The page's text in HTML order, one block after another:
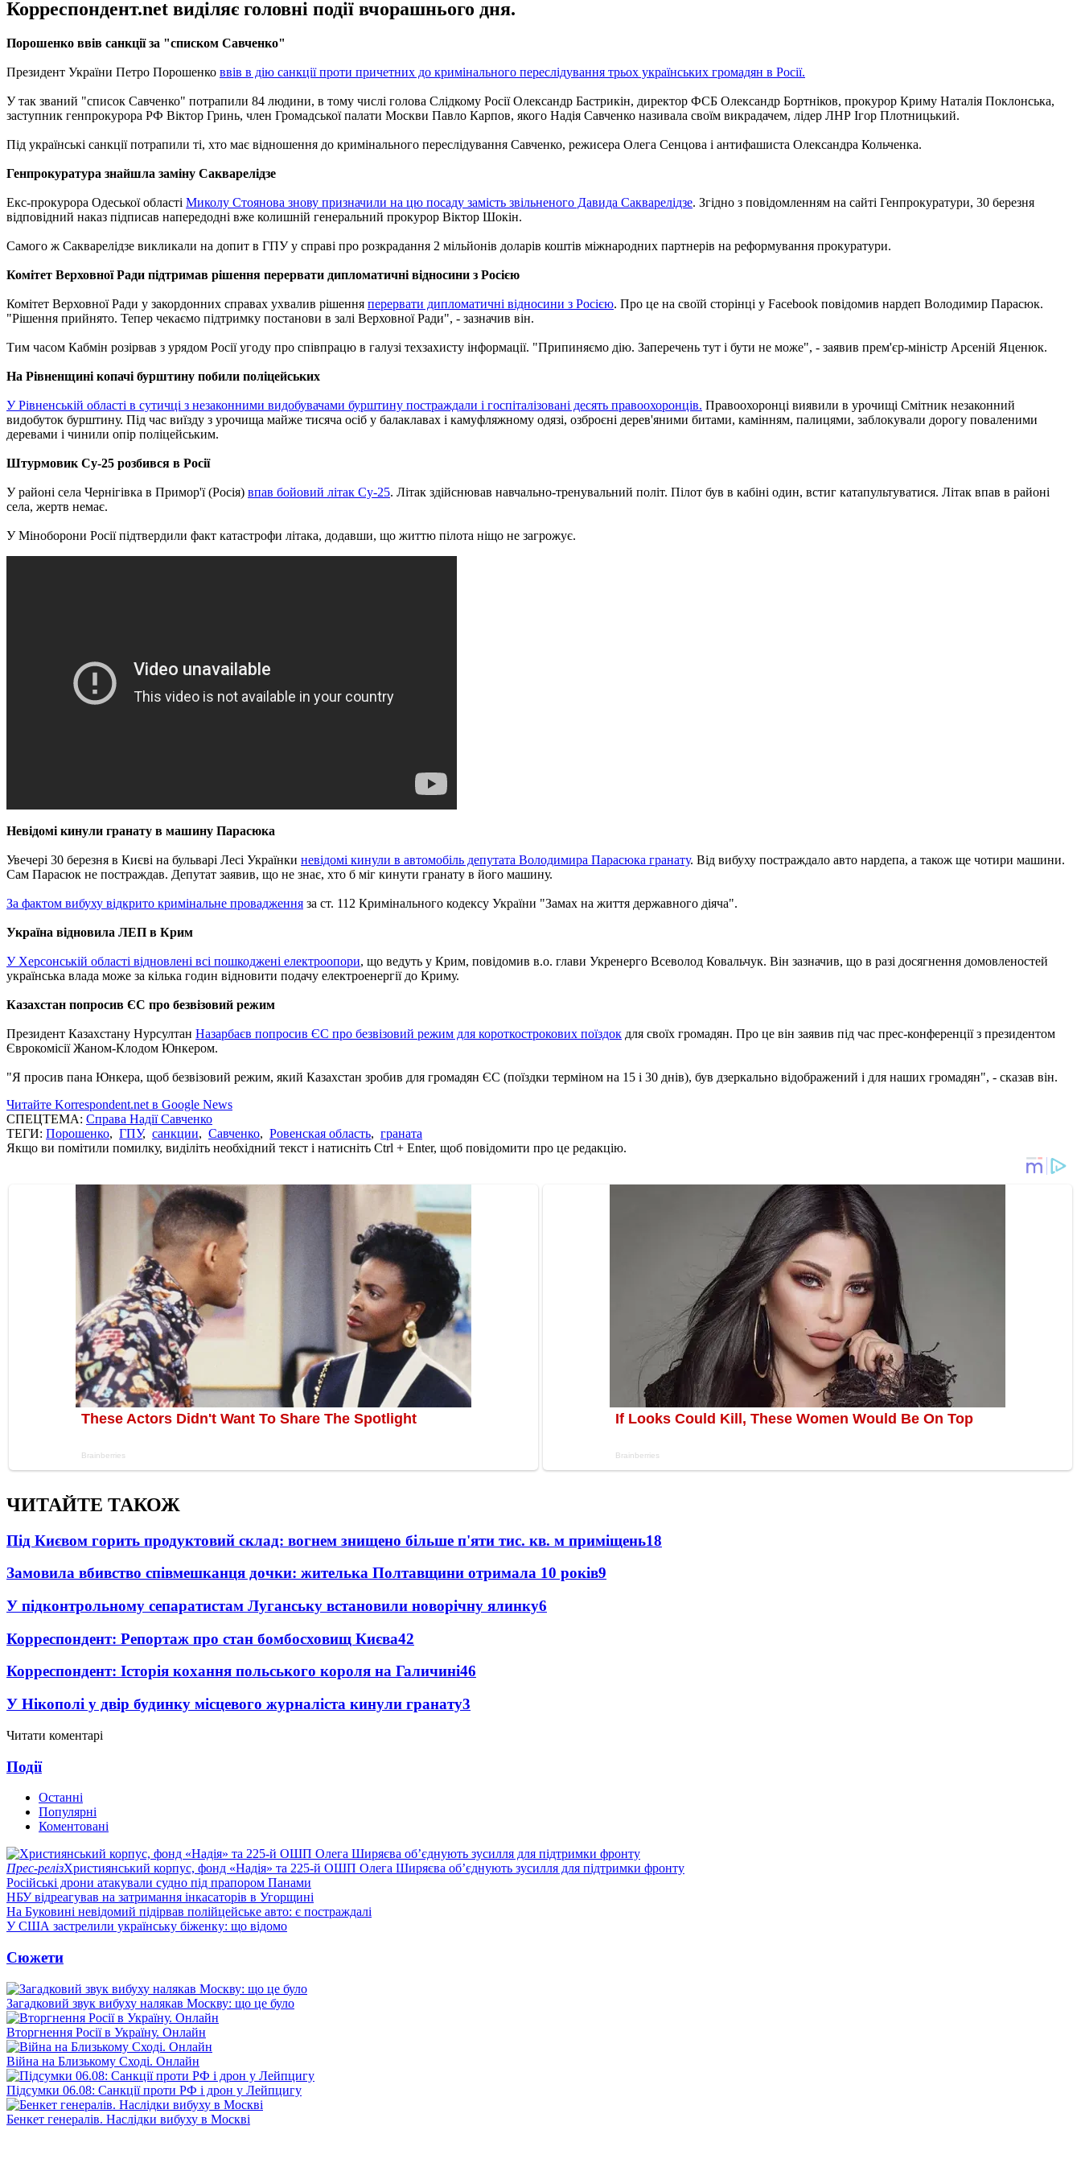
Корреспондент.net виділяє головні події вчорашнього дня.
Порошенко ввів санкції за "списком Савченко"
Президент України Петро Порошенко ввів в дію санкції проти причетних до кримінального переслідування трьох українських громадян в Росії.
У так званий "список Савченко" потрапили 84 людини, в тому числі голова Слідкому Росії Олександр Бастрикін, директор ФСБ Олександр Бортніков, прокурор Криму Наталія Поклонська,
заступник генпрокурора РФ Віктор Гринь, член Громадської палати Москви Павло Карпов, якого Надія Савченко називала своїм викрадачем, лідер ЛНР Ігор Плотницький.
Під українські санкції потрапили ті, хто має відношення до кримінального переслідування Савченко, режисера Олега Сенцова і антифашиста Олександра Кольченка.
Генпрокуратура знайшла заміну Сакварелідзе
Екс-прокурора Одеської області Миколу Стоянова знову призначили на цю посаду замість звільненого Давида Сакварелідзе. Згідно з повідомленням на сайті Генпрокуратури, 30 березня
відповідний наказ підписав напередодні вже колишній генеральний прокурор Віктор Шокін.
Самого ж Сакварелідзе викликали на допит в ГПУ у справі про розкрадання 2 мільйонів доларів коштів міжнародних партнерів на реформування прокуратури.
Комітет Верховної Ради підтримав рішення перервати дипломатичні відносини з Росією
Комітет Верховної Ради у закордонних справах ухвалив рішення перервати дипломатичні відносини з Росією. Про це на своїй сторінці у Facebook повідомив нардеп Володимир Парасюк.
"Рішення прийнято. Тепер чекаємо підтримку постанови в залі Верховної Ради", - зазначив він.
Тим часом Кабмін розірвав з урядом Росії угоду про співпрацю в галузі техзахисту інформації. "Припиняємо дію. Заперечень тут і бути не може", - заявив прем'єр-міністр Арсеній Яценюк.
На Рівненщині копачі бурштину побили поліцейських
У Рівненській області в сутичці з незаконними видобувачами бурштину постраждали і госпіталізовані десять правоохоронців. Правоохоронці виявили в урочищі Смітник незаконний
видобуток бурштину. Під час виїзду з урочища майже тисяча осіб у балаклавах і камуфляжному одязі, озброєні дерев'яними битами, камінням, палицями, заблокували дорогу поваленими
деревами і чинили опір поліцейським.
Штурмовик Су-25 розбився в Росії
У районі села Чернігівка в Примор'ї (Росія) впав бойовий літак Су-25. Літак здійснював навчально-тренувальний політ. Пілот був в кабіні один, встиг катапультуватися. Літак впав в районі
села, жертв немає.
У Міноборони Росії підтвердили факт катастрофи літака, додавши, що життю пілота ніщо не загрожує.
Невідомі кинули гранату в машину Парасюка
Увечері 30 березня в Києві на бульварі Лесі Українки невідомі кинули в автомобіль депутата Володимира Парасюка гранату. Від вибуху постраждало авто нардепа, а також ще чотири машини.
Сам Парасюк не постраждав. Депутат заявив, що не знає, хто б міг кинути гранату в його машину.
За фактом вибуху відкрито кримінальне провадження за ст. 112 Кримінального кодексу України "Замах на життя державного діяча".
Україна відновила ЛЕП в Крим
У Херсонській області відновлені всі пошкоджені електроопори, що ведуть у Крим, повідомив в.о. глави Укренерго Всеволод Ковальчук. Він зазначив, що в разі досягнення домовленостей
українська влада може за кілька годин відновити подачу електроенергії до Криму.
Казахстан попросив ЄС про безвізовий режим
Президент Казахстану Нурсултан Назарбаєв попросив ЄС про безвізовий режим для короткострокових поїздок для своїх громадян. Про це він заявив під час прес-конференції з президентом
Єврокомісії Жаном-Клодом Юнкером.
"Я просив пана Юнкера, щоб безвізовий режим, який Казахстан зробив для громадян ЄС (поїздки терміном на 15 і 30 днів), був дзеркально відображений і для наших громадян", - сказав він.
Читайте Korrespondent.net в Google News
СПЕЦТЕМА: Справа Надії Савченко
ТЕГИ: Порошенко, ГПУ, санкции, Савченко, Ровенская область, граната
Якщо ви помітили помилку, виділіть необхідний текст і натисніть Ctrl + Enter, щоб повідомити про це редакцію.
ЧИТАЙТЕ ТАКОЖ
Під Києвом горить продуктовий склад: вогнем знищено більше п'яти тис. кв. м приміщень18
Замовила вбивство співмешканця дочки: жителька Полтавщини отримала 10 років9
У підконтрольному сепаратистам Луганську встановили новорічну ялинку6
Корреспондент: Репортаж про стан бомбосховищ Києва42
Корреспондент: Історія кохання польського короля на Галичині46
У Нікополі у двір будинку місцевого журналіста кинули гранату3
Читати коментарі
Події
Останні
Популярні
Коментовані
Прес-релізХристиянський корпус, фонд «Надія» та 225-й ОШП Олега Ширяєва об’єднують зусилля для підтримки фронту
Російські дрони атакували судно під прапором Панами
НБУ відреагував на затримання інкасаторів в Угорщині
На Буковині невідомий підірвав полійцейське авто: є постраждалі
У США застрелили українську біженку: що відомо
Сюжети
Загадковий звук вибуху налякав Москву: що це було
Вторгнення Росії в Україну. Онлайн
Війна на Близькому Сході. Онлайн
Підсумки 06.08: Санкції проти РФ і дрон у Лейпцигу
Бенкет генералів. Наслідки вибуху в Москві